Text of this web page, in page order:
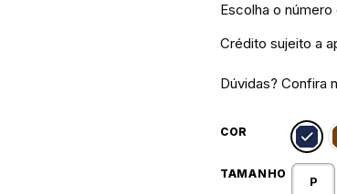
Escolha o
Crédito sujeito a
Dúvidas? Confira
COR
TAMANHO
P